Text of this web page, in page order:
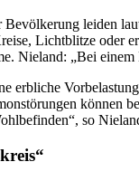
Bevölkerung leiden
Lichtblitze oder
Nieland: „Bei
erbliche
können
so